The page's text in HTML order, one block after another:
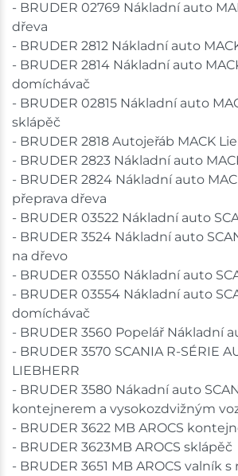
- BRUDER 02769 Nákladní auto
dřeva
- BRUDER 2812 Nákladní auto
- BRUDER 2814 Nákladní auto
domíchávač
- BRUDER 02815 Nákladní auto
sklápěč
- BRUDER 2818 Autojeřáb MACK
- BRUDER 2823 Nákladní auto
- BRUDER 2824 Nákladní auto
přeprava dřeva
- BRUDER 03522 Nákladní auto
- BRUDER 3524 Nákladní auto
na dřevo
- BRUDER 03550 Nákladní auto
- BRUDER 03554 Nákladní auto
domíchávač
- BRUDER 3560 Popelář Nákladní
- BRUDER 3570 SCANIA R-SÉRIE
LIEBHERR
- BRUDER 3580 Nákadní auto
kontejnerem a vysokozdvižným
- BRUDER 3622 MB AROCS
- BRUDER 3623MB AROCS sklápěč
- BRUDER 3651 MB AROCS valník